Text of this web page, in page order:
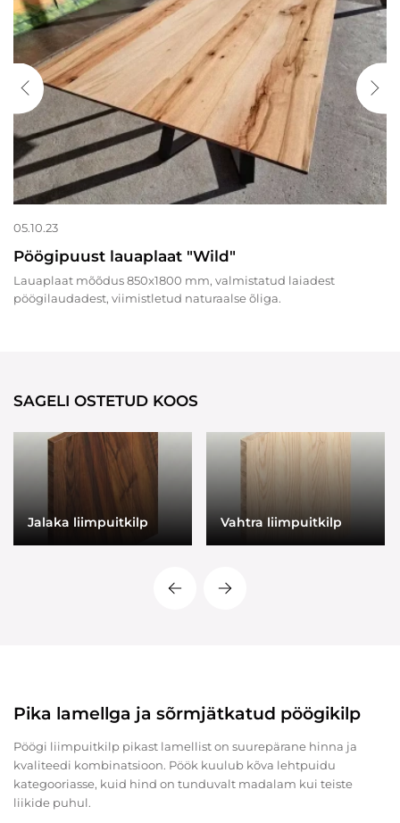
05.10.23
Pöögipuust lauaplaat "Wild"
Lauaplaat mõõdus 850x1800 mm, valmistatud laiadest
pöögilaudadest, viimistletud naturaalse õliga.
SAGELI OSTETUD KOOS
Jalaka liimpuitkilp Vahtra liimpuitkilp
Pika lamellga ja sõrmjätkatud pöögikilp
Pöögi liimpuitkilp pikast lamellist on suurepärane hinna ja
kvaliteedi kombinatsioon. Pöök kuulub kõva lehtpuidu
kategooriasse, kuid hind on tunduvalt madalam kui teiste
liikide puhul.